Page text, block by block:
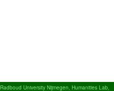
Radboud University Nijmegen, Humanities Lab,